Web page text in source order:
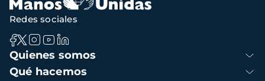
Navegación
principal
Quienes somos
Qué hacemos
Redes sociales